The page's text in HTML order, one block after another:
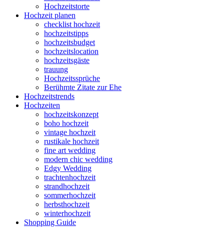
Hochzeitstorte
Hochzeit planen
checklist hochzeit
hochzeitstipps
hochzeitsbudget
hochzeitslocation
hochzeitsgäste
trauung
Hochzeitssprüche
Berühmte Zitate zur Ehe
Hochzeitstrends
Hochzeiten
hochzeitskonzept
boho hochzeit
vintage hochzeit
rustikale hochzeit
fine art wedding
modern chic wedding
Edgy Wedding
trachtenhochzeit
strandhochzeit
sommerhochzeit
herbsthochzeit
winterhochzeit
Shopping Guide